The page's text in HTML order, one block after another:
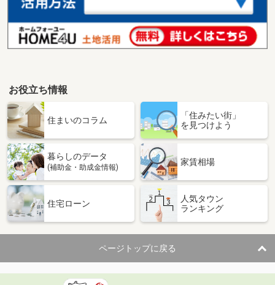
お役立ち情報
住まいのコラム
「住みたい街」
を見つけよう
暮らしのデータ
(補助金・助成金情報)
家賃相場
住宅ローン
人気タウン
ランキング
ページトップに戻る